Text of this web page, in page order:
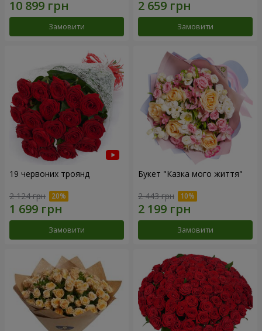
Замовити Замовити
19 червоних троянд
2 124 грн
Замовити
Букет "Казка мого життя"
2 443 грн
Замовити